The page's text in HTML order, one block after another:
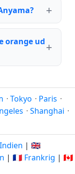
orange ud
· Tokyo · Paris ·
· Shanghai ·
| 🇬🇧
| 🇫🇷 Frankrig | 🇨🇦